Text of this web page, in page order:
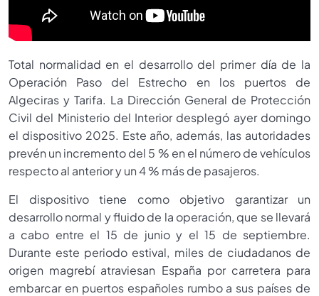
Total normalidad en el desarrollo del primer día de la
Operación Paso del Estrecho en los puertos de
Algeciras y Tarifa. La Dirección General de Protección
Civil del Ministerio del Interior desplegó ayer domingo
el dispositivo 2025. Este año, además, las autoridades
prevén un incremento del 5 % en el número de vehículos
respecto al anterior y un 4 % más de pasajeros.
El dispositivo tiene como objetivo garantizar un
desarrollo normal y fluido de la operación, que se llevará
a cabo entre el 15 de junio y el 15 de septiembre.
Durante este periodo estival, miles de ciudadanos de
origen magrebí atraviesan España por carretera para
embarcar en puertos españoles rumbo a sus países de